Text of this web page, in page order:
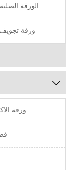
الورقة
ورقة

ورقة